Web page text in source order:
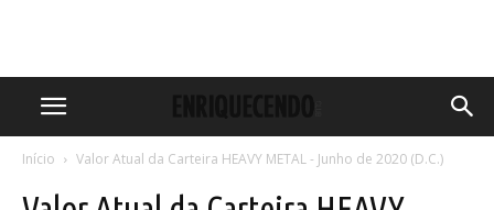
Início Valor Atual da Carteira HEAVY METAL - Junho de 2020 (D.C.)